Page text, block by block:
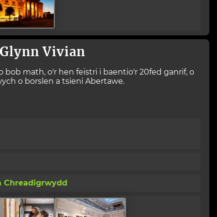
Vivian
bob math, o'r hen feistri i baentio'r 20fed ganrif, o
o borslen a tsieni Abertawe.
Chreadigrwydd